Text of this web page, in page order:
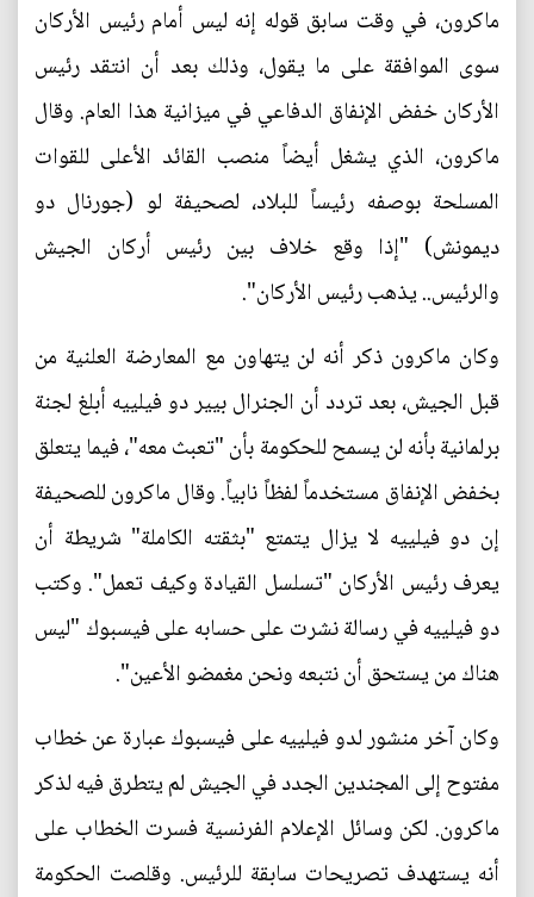
ماكرون، في وقت سابق قوله إنه ليس أمام رئيس الأركان
سوى الموافقة على ما يقول، وذلك بعد أن انتقد رئيس
الأركان خفض الإنفاق الدفاعي في ميزانية هذا العام. وقال
ماكرون، الذي يشغل أيضاً منصب القائد الأعلى للقوات
المسلحة بوصفه رئيساً للبلاد، لصحيفة لو (جورنال دو
ديمونش) "إذا وقع خلاف بين رئيس أركان الجيش
والرئيس.. يذهب رئيس الأركان".
وكان ماكرون ذكر أنه لن يتهاون مع المعارضة العلنية من
قبل الجيش، بعد تردد أن الجنرال بيير دو فيلييه أبلغ لجنة
برلمانية بأنه لن يسمح للحكومة بأن "تعبث معه"، فيما يتعلق
بخفض الإنفاق مستخدماً لفظاً نابياً. وقال ماكرون للصحيفة
إن دو فيلييه لا يزال يتمتع "بثقته الكاملة" شريطة أن
يعرف رئيس الأركان "تسلسل القيادة وكيف تعمل". وكتب
دو فيلييه في رسالة نشرت على حسابه على فيسبوك "ليس
هناك من يستحق أن نتبعه ونحن مغمضو الأعين".
وكان آخر منشور لدو فيلييه على فيسبوك عبارة عن خطاب
مفتوح إلى المجندين الجدد في الجيش لم يتطرق فيه لذكر
ماكرون. لكن وسائل الإعلام الفرنسية فسرت الخطاب على
أنه يستهدف تصريحات سابقة للرئيس. وقلصت الحكومة